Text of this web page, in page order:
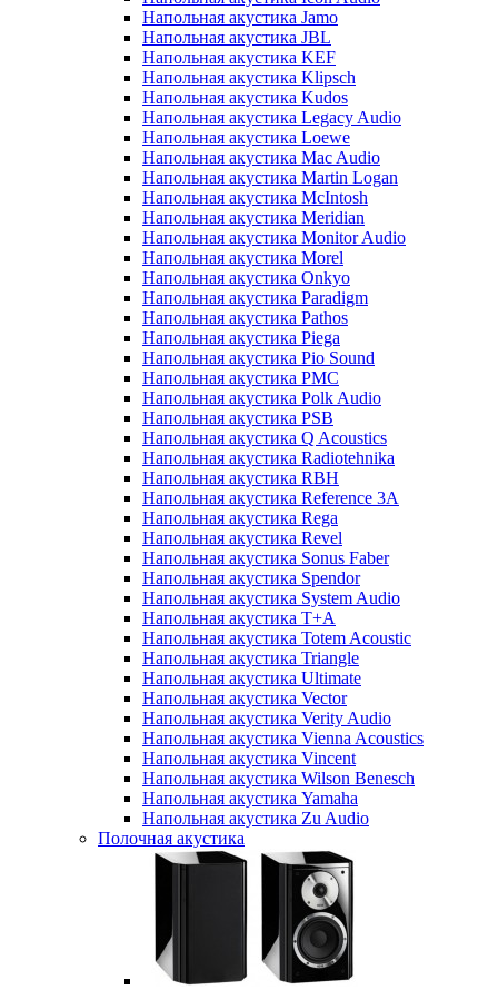
Напольная акустика Jamo
Напольная акустика JBL
Напольная акустика KEF
Напольная акустика Klipsch
Напольная акустика Kudos
Напольная акустика Legacy Audio
Напольная акустика Loewe
Напольная акустика Mac Audio
Напольная акустика Martin Logan
Напольная акустика McIntosh
Напольная акустика Meridian
Напольная акустика Monitor Audio
Напольная акустика Morel
Напольная акустика Onkyo
Напольная акустика Paradigm
Напольная акустика Pathos
Напольная акустика Piega
Напольная акустика Pio Sound
Напольная акустика PMC
Напольная акустика Polk Audio
Напольная акустика PSB
Напольная акустика Q Acoustics
Напольная акустика Radiotehnika
Напольная акустика RBH
Напольная акустика Reference 3A
Напольная акустика Rega
Напольная акустика Revel
Напольная акустика Sonus Faber
Напольная акустика Spendor
Напольная акустика System Audio
Напольная акустика T+A
Напольная акустика Totem Acoustic
Напольная акустика Triangle
Напольная акустика Ultimate
Напольная акустика Vector
Напольная акустика Verity Audio
Напольная акустика Vienna Acoustics
Напольная акустика Vincent
Напольная акустика Wilson Benesch
Напольная акустика Yamaha
Напольная акустика Zu Audio
Полочная акустика